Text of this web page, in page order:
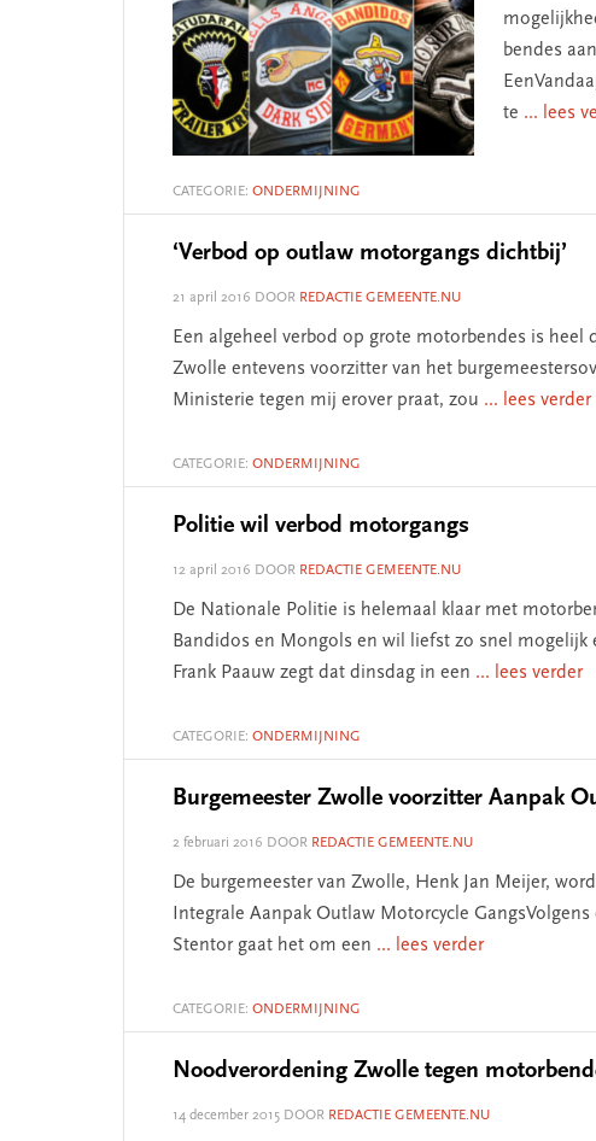
bendes
te ... lees
CATEGORIE: ONDERMIJNING
‘Verbod op outlaw motorgangs dichtbij’
21 april 2016 DOOR REDACTIE GEMEENTE.NU
Een algeheel verbod op grote motorbendes is
Zwolle entevens voorzitter van het
Ministerie tegen mij erover praat, zou ... lees verder
CATEGORIE: ONDERMIJNING
Politie wil verbod motorgangs
12 april 2016 DOOR REDACTIE GEMEENTE.NU
De Nationale Politie is helemaal klaar met
Bandidos en Mongols en wil liefst zo snel
Frank Paauw zegt dat dinsdag in een ... lees verder
CATEGORIE: ONDERMIJNING
Burgemeester Zwolle voorzitter Aanpak
2 februari 2016 DOOR REDACTIE GEMEENTE.NU
De burgemeester van Zwolle, Henk Jan Meijer,
Integrale Aanpak Outlaw Motorcycle
Stentor gaat het om een ... lees verder
CATEGORIE: ONDERMIJNING
Noodverordening Zwolle tegen
14 december 2015 DOOR REDACTIE GEMEENTE.NU